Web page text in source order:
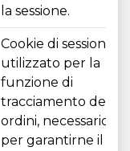
la sessione.
Cookie di sessione
utilizzato per la
funzione di
tracciamento degli
ordini, necessario
per garantirne il